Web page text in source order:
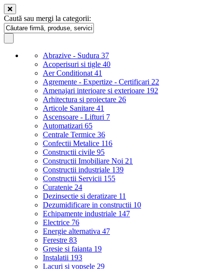
Caută sau mergi la categorii:
Abrazive - Sudura 37
Acoperisuri si tigle 40
Aer Conditionat 41
Agremente - Expertize - Certificari 22
Amenajari interioare si exterioare 192
Arhitectura si proiectare 26
Articole Sanitare 41
Ascensoare - Lifturi 7
Automatizari 65
Centrale Termice 36
Confectii Metalice 116
Constructii civile 95
Constructii Imobiliare Noi 21
Constructii industriale 139
Constructii Servicii 155
Curatenie 24
Dezinsectie si deratizare 11
Dezumidificare in constructii 10
Echipamente industriale 147
Electrice 76
Energie alternativa 47
Ferestre 83
Gresie si faianta 19
Instalatii 193
Lacuri si vopsele 29